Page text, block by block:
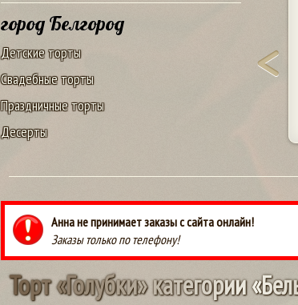
город Белгород
Детские торты
Свадебные торты
Праздничные торты
Десерты
Анна не принимает заказы с сайта онлайн!
Заказы только по телефону!
Торт«Голубки»категории«Бел